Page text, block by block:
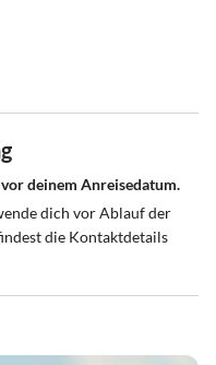
vor deinem Anreisedatum.
dich vor Ablauf der
die Kontaktdetails